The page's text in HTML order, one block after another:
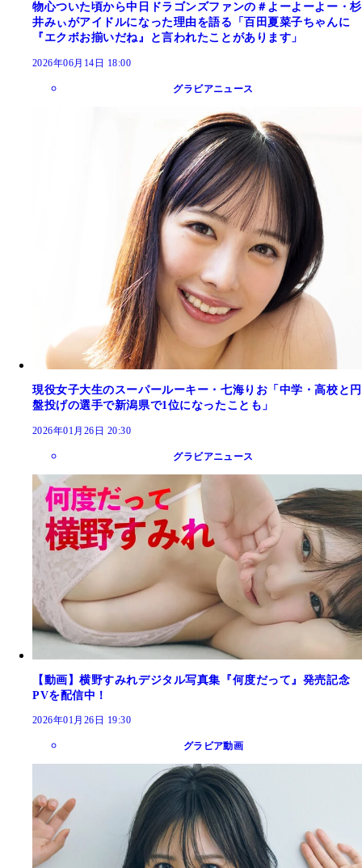
物心ついた頃から中日ドラゴンズファンの＃よーよーよー・杉
井みぃがアイドルになった理由を語る「百田夏菜子ちゃんに
『エクボお揃いだね』と言われたことがあります」
2026年06月14日 18:00
グラビアニュース
現役女子大生のスーパールーキー・七海りお「中学・高校と円
盤投げの選手で新潟県で1位になったことも」
2026年01月26日 20:30
グラビアニュース
【動画】横野すみれデジタル写真集『何度だって』発売記念
PVを配信中！
2026年01月26日 19:30
グラビア動画